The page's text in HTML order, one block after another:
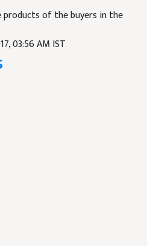
products of the buyers in the
03:56 AM IST